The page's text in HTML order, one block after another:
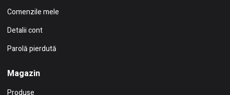
Comenzile mele
Detalii cont
Parolă pierdută
Magazin
Produse